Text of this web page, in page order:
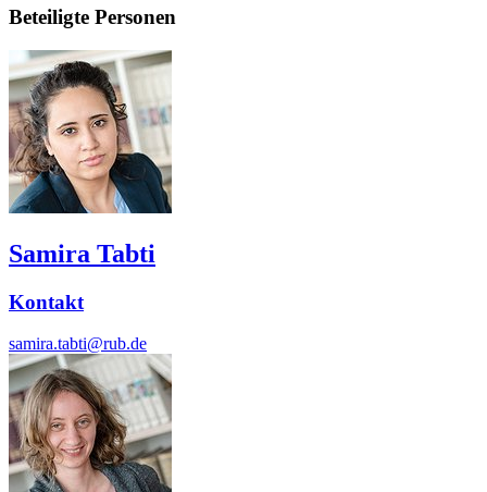
Beteiligte Personen
Samira Tabti
Kontakt
samira.tabti@rub.de